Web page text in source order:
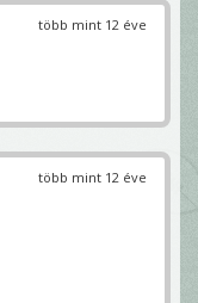
több mint 12 éve
több mint 12 éve